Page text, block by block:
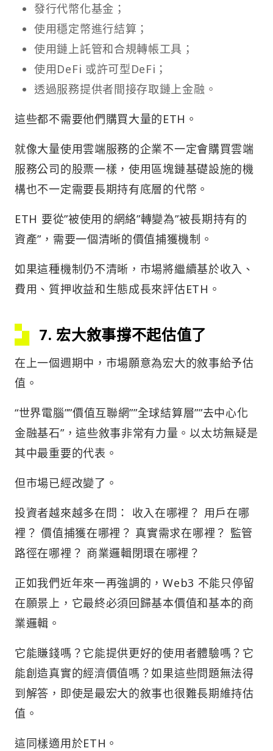
發行代幣化基金；
使用穩定幣進行結算；
使用鏈上託管和合規轉帳工具；
使用DeFi 或許可型DeFi；
透過服務提供者間接存取鏈上金融。
這些都不需要他們購買大量的ETH。
就像大量使用雲端服務的企業不一定會購買雲端
服務公司的股票一樣，使用區塊鏈基礎設施的機
構也不一定需要長期持有底層的代幣。
ETH 要從”被使用的網絡”轉變為”被長期持有的
資產”，需要一個清晰的價值捕獲機制。
如果這種機制仍不清晰，市場將繼續基於收入、
費用、質押收益和生態成長來評估ETH。
7. 宏大敘事撐不起估值了
在上一個週期中，市場願意為宏大的敘事給予估
值。
“世界電腦””價值互聯網””全球結算層””去中心化
金融基石”，這些敘事非常有力量。以太坊無疑是
其中最重要的代表。
但市場已經改變了。
投資者越來越多在問： 收入在哪裡？ 用戶在哪
裡？ 價值捕獲在哪裡？ 真實需求在哪裡？ 監管
路徑在哪裡？ 商業邏輯閉環在哪裡？
正如我們近年來一再強調的，Web3 不能只停留
在願景上，它最終必須回歸基本價值和基本的商
業邏輯。
它能賺錢嗎？它能提供更好的使用者體驗嗎？它
能創造真實的經濟價值嗎？如果這些問題無法得
到解答，即使是最宏大的敘事也很難長期維持估
值。
這同樣適用於ETH。